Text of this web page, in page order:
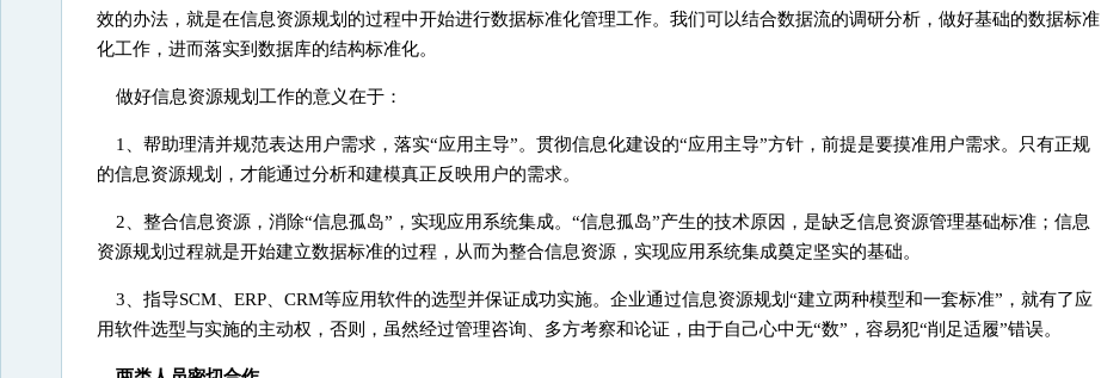
效的办法，就是在信息资源规划的过程中开始进行数据标准化管理工作。我们可以结合数据流的调研分析，做好基础的数据标准
化工作，进而落实到数据库的结构标准化。
做好信息资源规划工作的意义在于：
1、帮助理清并规范表达用户需求，落实“应用主导”。贯彻信息化建设的“应用主导”方针，前提是要摸准用户需求。只有正规
的信息资源规划，才能通过分析和建模真正反映用户的需求。
2、整合信息资源，消除“信息孤岛”，实现应用系统集成。“信息孤岛”产生的技术原因，是缺乏信息资源管理基础标准；信息
资源规划过程就是开始建立数据标准的过程，从而为整合信息资源，实现应用系统集成奠定坚实的基础。
3、指导SCM、ERP、CRM等应用软件的选型并保证成功实施。企业通过信息资源规划“建立两种模型和一套标准”，就有了应
用软件选型与实施的主动权，否则，虽然经过管理咨询、多方考察和论证，由于自己心中无“数”，容易犯“削足适履”错误。